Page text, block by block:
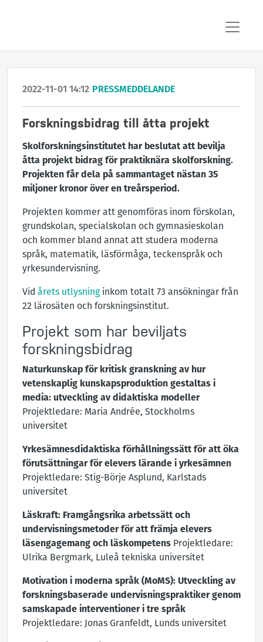
2022-11-01 14:12 PRESSMEDDELANDE
Forskningsbidrag till åtta projekt
Skolforskningsinstitutet har beslutat att bevilja
åtta projekt bidrag för praktiknära skolforskning.
Projekten får dela på sammantaget nästan 35
miljoner kronor över en treårsperiod.
Projekten kommer att genomföras inom förskolan,
grundskolan, specialskolan och gymnasieskolan
och kommer bland annat att studera moderna
språk, matematik, läsförmåga, teckenspråk och
yrkesundervisning.
Vid årets utlysninginkom totalt 73 ansökningar från
22 lärosäten och forskningsinstitut.
Projekt som har beviljats
forskningsbidrag
Naturkunskap för kritisk granskning av hur
vetenskaplig kunskapsproduktion gestaltas i
media: utveckling av didaktiska modeller
Projektledare: Maria Andrée, Stockholms
universitet
Yrkesämnesdidaktiska förhållningssätt för att öka
förutsättningar för elevers lärande i yrkesämnen
Projektledare: Stig-Börje Asplund, Karlstads
universitet
Läskraft: Framgångsrika arbetssätt och
undervisningsmetoder för att främja elevers
läsengagemang och läskompetens Projektledare:
Ulrika Bergmark, Luleå tekniska universitet
Motivation i moderna språk (MoMS): Utveckling av
forskningsbaserade undervisningspraktiker genom
samskapade interventioner i tre språk
Projektledare: Jonas Granfeldt, Lunds universitet